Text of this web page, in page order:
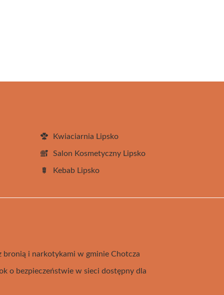
Kwiaciarnia Lipsko
Salon Kosmetyczny Lipsko
Kebab Lipsko
bronią i narkotykami w gminie Chotcza
o bezpieczeństwie w sieci dostępny dla